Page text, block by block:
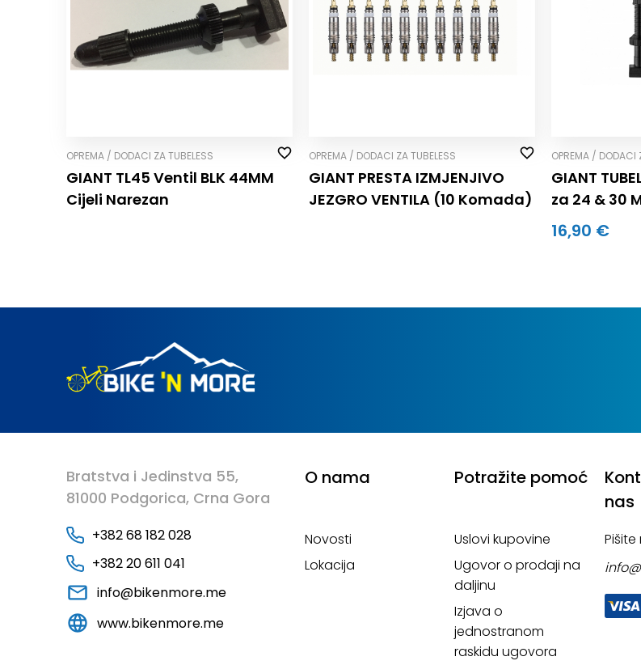
OPREMA / DODACI ZA TUBELESS
GIANT TL45 Ventil BLK 44MM
Cijeli Narezan
OPREMA / DODACI ZA TUBELESS
GIANT PRESTA IZMJENJIVO
JEZGRO VENTILA (10 Komada)
OPREMA / DODACI
GIANT
za 24 & 30
16,90 €
Bratstva i Jedinstva 55,
81000 Podgorica, Crna Gora
+382 68 182 028
+382 20 611 041
info@bikenmore.me
www.bikenmore.me
O nama
Novosti
Lokacija
Potražite pomoć
Uslovi kupovine
Ugovor o prodaji na
daljinu
Izjava o
jednostranom
raskidu ugovora
nas
Pišite